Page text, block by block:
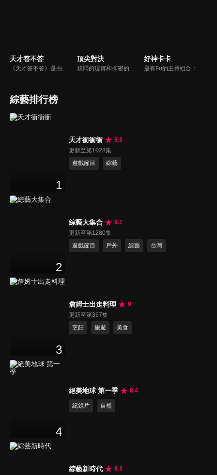
天才答不答
《天才答不答》是由吳宗憲和吳怡霈共同主持的益智節目。節目設立高額的獎金來考驗藝人們真實的人性，同時將題目立體化，讓你身歷其境去冒險答題。更有哪些出乎意料的處罰，讓藝人羞愧的不想再答錯！一個最接近「人性」與「真實」的益智節目，現在就讓吳宗憲帶你輕鬆玩轉知識。
頂尖對決
煩悶的現實和抑鬱的社會，你需要的就是笑、大聲笑、開口笑，《頂尖對決》就要你笑到落ㄟ骸，最具綜藝實力的庹宗康，和喜感十足的納豆各自領軍對抗，藝人搞笑pk笑果十足，《頂尖對決》讓你忘掉一週煩惱！
好神卡卡
最有Fu的主持組合：「A咖天王」徐乃麟+「好神天心」朱芯儀+「真理大學校花」洪棠+「台大獸醫碩士」LYDIA。遊戲的層層關卡，來賓必須要和主持人比反應，比記憶，比機智，比膽識，幸運女神的眷顧與遠離永遠都是個未知數！
綜藝排行榜
1
天才衝衝衝
9.3
更新至第1028集
遊戲節目
綜藝
2
綜藝大集合
9.1
更新至第1280集
遊戲節目
戶外 綜藝 台灣
3
詹姆士出走料理
9
更新至第367集
烹飪
旅遊 美食
4
絕美地球 第一季 8.4
紀錄片 自然
綜藝新時代
8.3